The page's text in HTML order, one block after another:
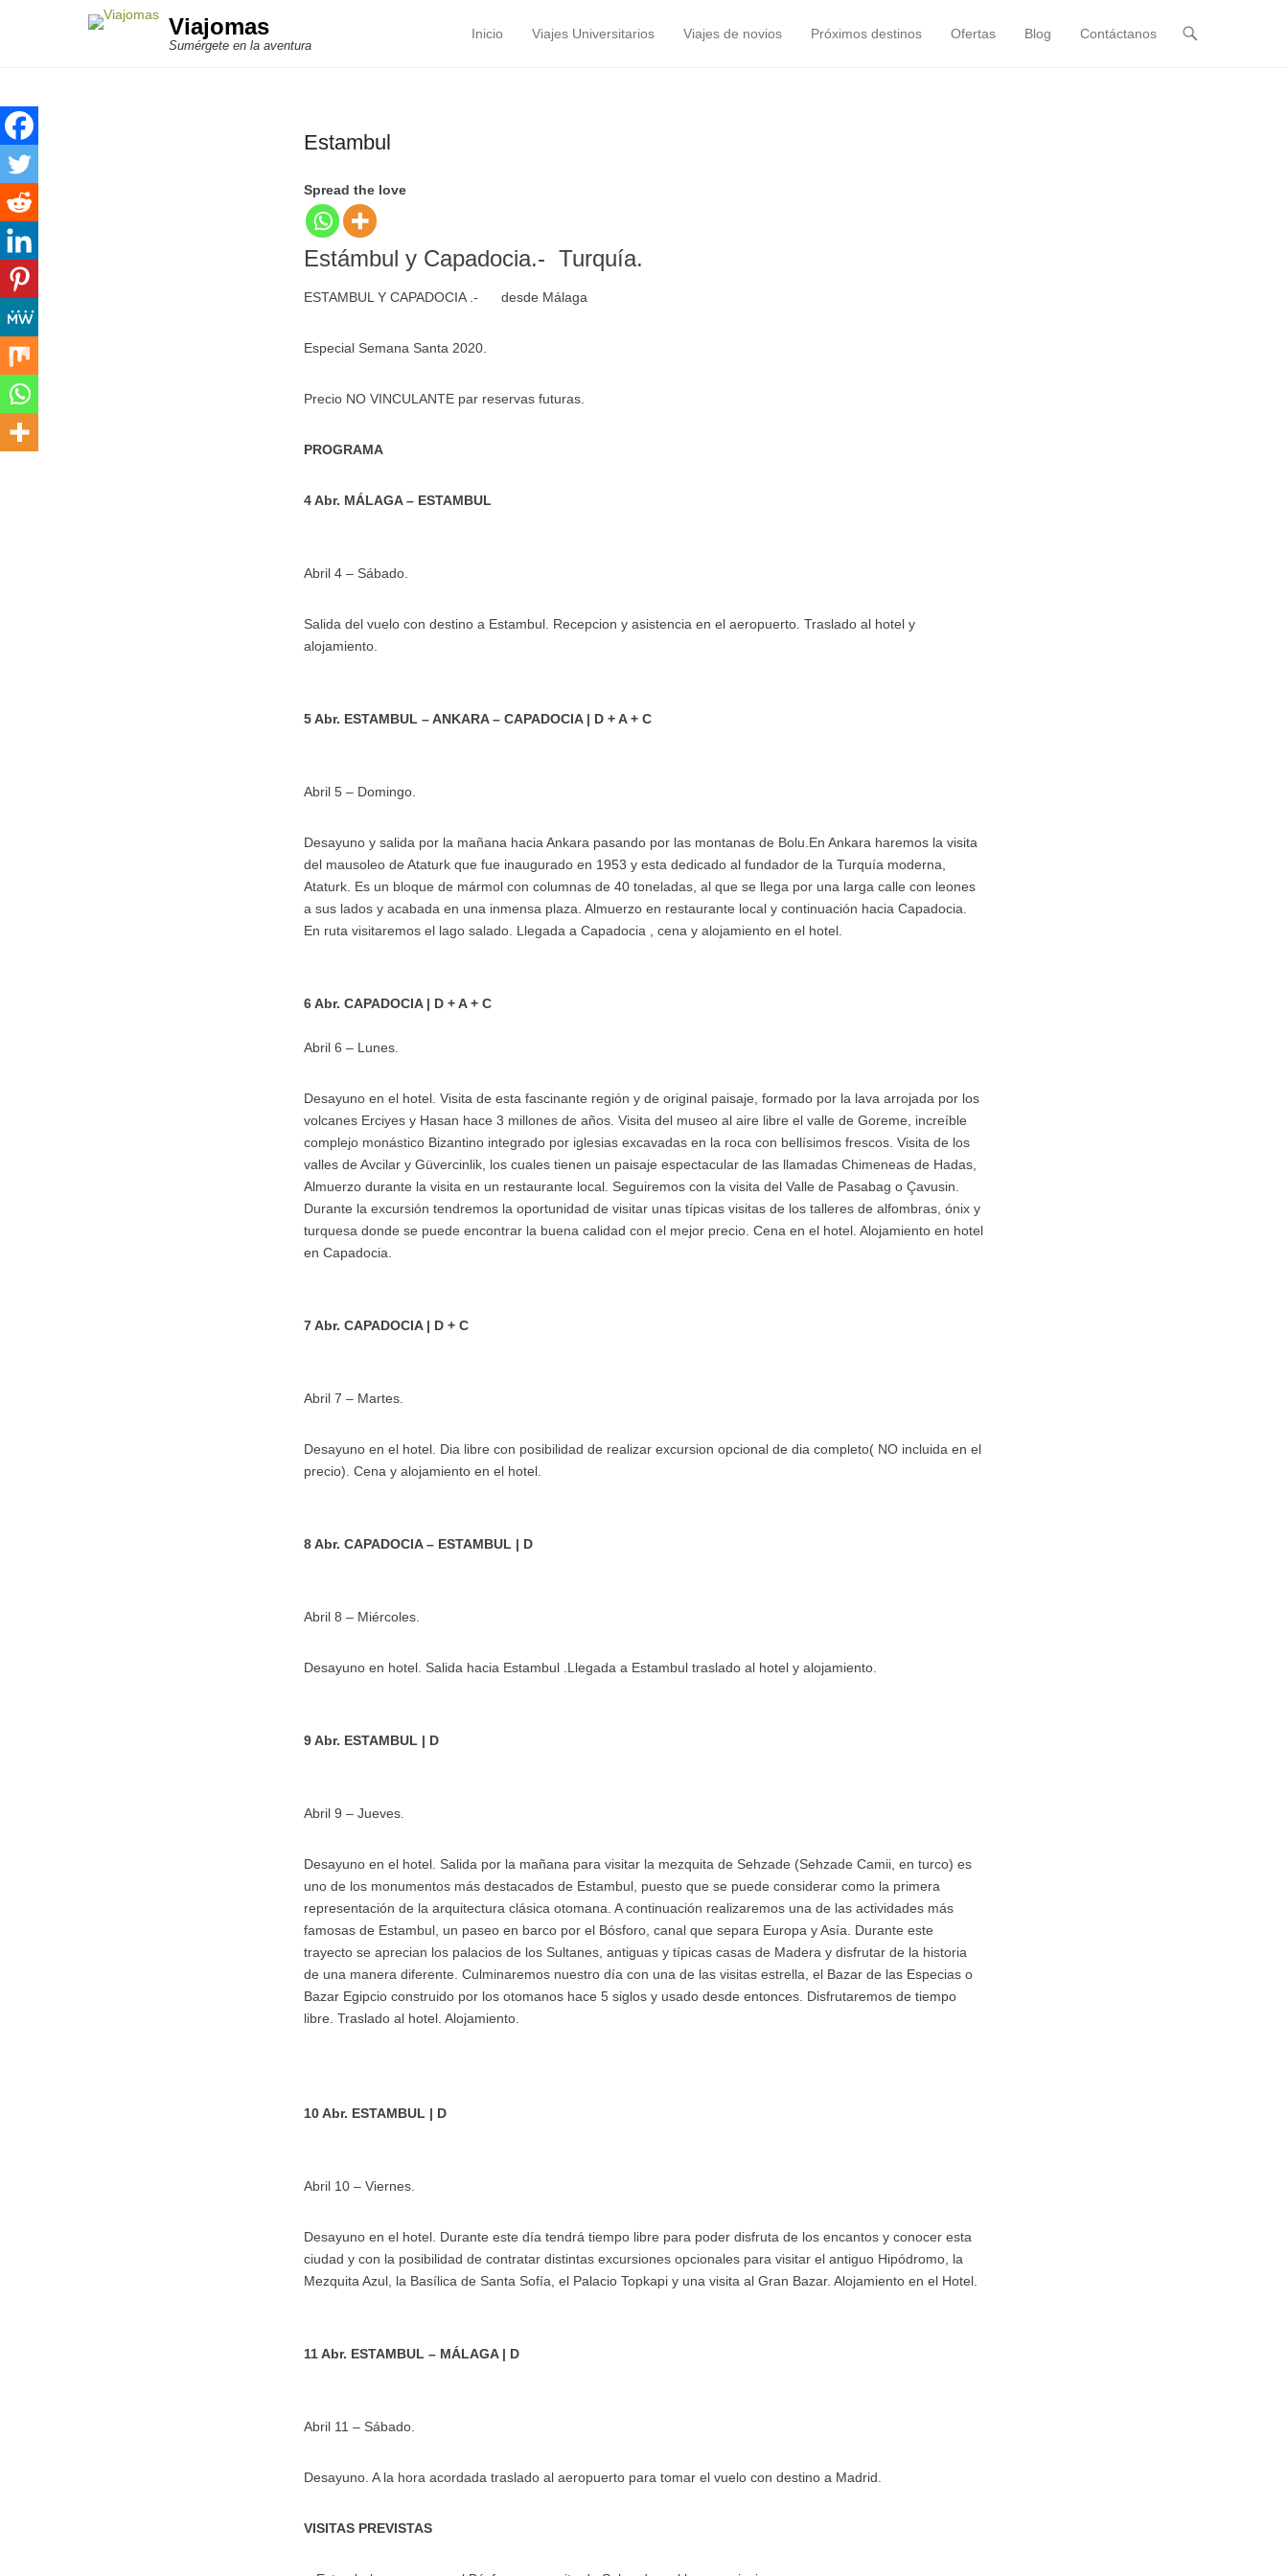
Viajomas
Sumérgete en la aventura
Menú principal
Saltar al contenido
Inicio Viajes Universitarios Viajes de novios Próximos destinos Ofertas Blog Contáctanos
Estambul
Spread the love
Estámbul y Capadocia.- Turquía.
ESTAMBUL Y CAPADOCIA .- desde Málaga
Especial Semana Santa 2020.
Precio NO VINCULANTE par reservas futuras.
PROGRAMA
4 Abr. MÁLAGA – ESTAMBUL
Abril 4 – Sábado.
Salida del vuelo con destino a Estambul. Recepcion y asistencia en el aeropuerto. Traslado al hotel y
alojamiento.
5 Abr. ESTAMBUL – ANKARA – CAPADOCIA | D + A + C
Abril 5 – Domingo.
Desayuno y salida por la mañana hacia Ankara pasando por las montanas de Bolu.En Ankara haremos la visita
del mausoleo de Ataturk que fue inaugurado en 1953 y esta dedicado al fundador de la Turquía moderna,
Ataturk. Es un bloque de mármol con columnas de 40 toneladas, al que se llega por una larga calle con leones
a sus lados y acabada en una inmensa plaza. Almuerzo en restaurante local y continuación hacia Capadocia.
En ruta visitaremos el lago salado. Llegada a Capadocia , cena y alojamiento en el hotel.
6 Abr. CAPADOCIA | D + A + C
Abril 6 – Lunes.
Desayuno en el hotel. Visita de esta fascinante región y de original paisaje, formado por la lava arrojada por los
volcanes Erciyes y Hasan hace 3 millones de años. Visita del museo al aire libre el valle de Goreme, increíble
complejo monástico Bizantino integrado por iglesias excavadas en la roca con bellísimos frescos. Visita de los
valles de Avcilar y Güvercinlik, los cuales tienen un paisaje espectacular de las llamadas Chimeneas de Hadas,
Almuerzo durante la visita en un restaurante local. Seguiremos con la visita del Valle de Pasabag o Çavusin.
Durante la excursión tendremos la oportunidad de visitar unas típicas visitas de los talleres de alfombras, ónix y
turquesa donde se puede encontrar la buena calidad con el mejor precio. Cena en el hotel. Alojamiento en hotel
en Capadocia.
7 Abr. CAPADOCIA | D + C
Abril 7 – Martes.
Desayuno en el hotel. Dia libre con posibilidad de realizar excursion opcional de dia completo( NO incluida en el
precio). Cena y alojamiento en el hotel.
8 Abr. CAPADOCIA – ESTAMBUL | D
Abril 8 – Miércoles.
Desayuno en hotel. Salida hacia Estambul .Llegada a Estambul traslado al hotel y alojamiento.
9 Abr. ESTAMBUL | D
Abril 9 – Jueves.
Desayuno en el hotel. Salida por la mañana para visitar la mezquita de Sehzade (Sehzade Camii, en turco) es
uno de los monumentos más destacados de Estambul, puesto que se puede considerar como la primera
representación de la arquitectura clásica otomana. A continuación realizaremos una de las actividades más
famosas de Estambul, un paseo en barco por el Bósforo, canal que separa Europa y Asía. Durante este
trayecto se aprecian los palacios de los Sultanes, antiguas y típicas casas de Madera y disfrutar de la historia
de una manera diferente. Culminaremos nuestro día con una de las visitas estrella, el Bazar de las Especias o
Bazar Egipcio construido por los otomanos hace 5 siglos y usado desde entonces. Disfrutaremos de tiempo
libre. Traslado al hotel. Alojamiento.
10 Abr. ESTAMBUL | D
Abril 10 – Viernes.
Desayuno en el hotel. Durante este día tendrá tiempo libre para poder disfruta de los encantos y conocer esta
ciudad y con la posibilidad de contratar distintas excursiones opcionales para visitar el antiguo Hipódromo, la
Mezquita Azul, la Basílica de Santa Sofía, el Palacio Topkapi y una visita al Gran Bazar. Alojamiento en el Hotel.
11 Abr. ESTAMBUL – MÁLAGA | D
Abril 11 – Sábado.
Desayuno. A la hora acordada traslado al aeropuerto para tomar el vuelo con destino a Madrid.
VISITAS PREVISTAS